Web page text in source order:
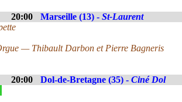
20:00 Marseille (13) - St-Laurent
— Thibault Darbon et Pierre Bagneris
20:00 Dol-de-Bretagne (35) - Ciné Dol